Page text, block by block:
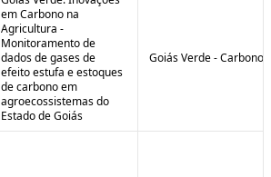
em Carbono na
Agricultura -
Monitoramento de
dados de gases de
efeito estufa e estoques
de carbono em
agroecossistemas do
Estado de Goiás
Goiás Verde - Carbono